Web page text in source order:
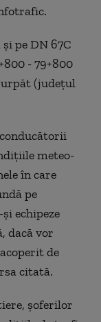
pe DN 67C
- 79+800
(judeţul
meteo-
în care
pe
echipeze
dacă vor
de
citată.
şoferilor